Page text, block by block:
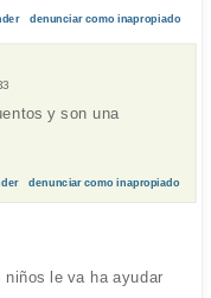
denunciar como inapropiado
y son una
denunciar como inapropiado
le va ha ayudar